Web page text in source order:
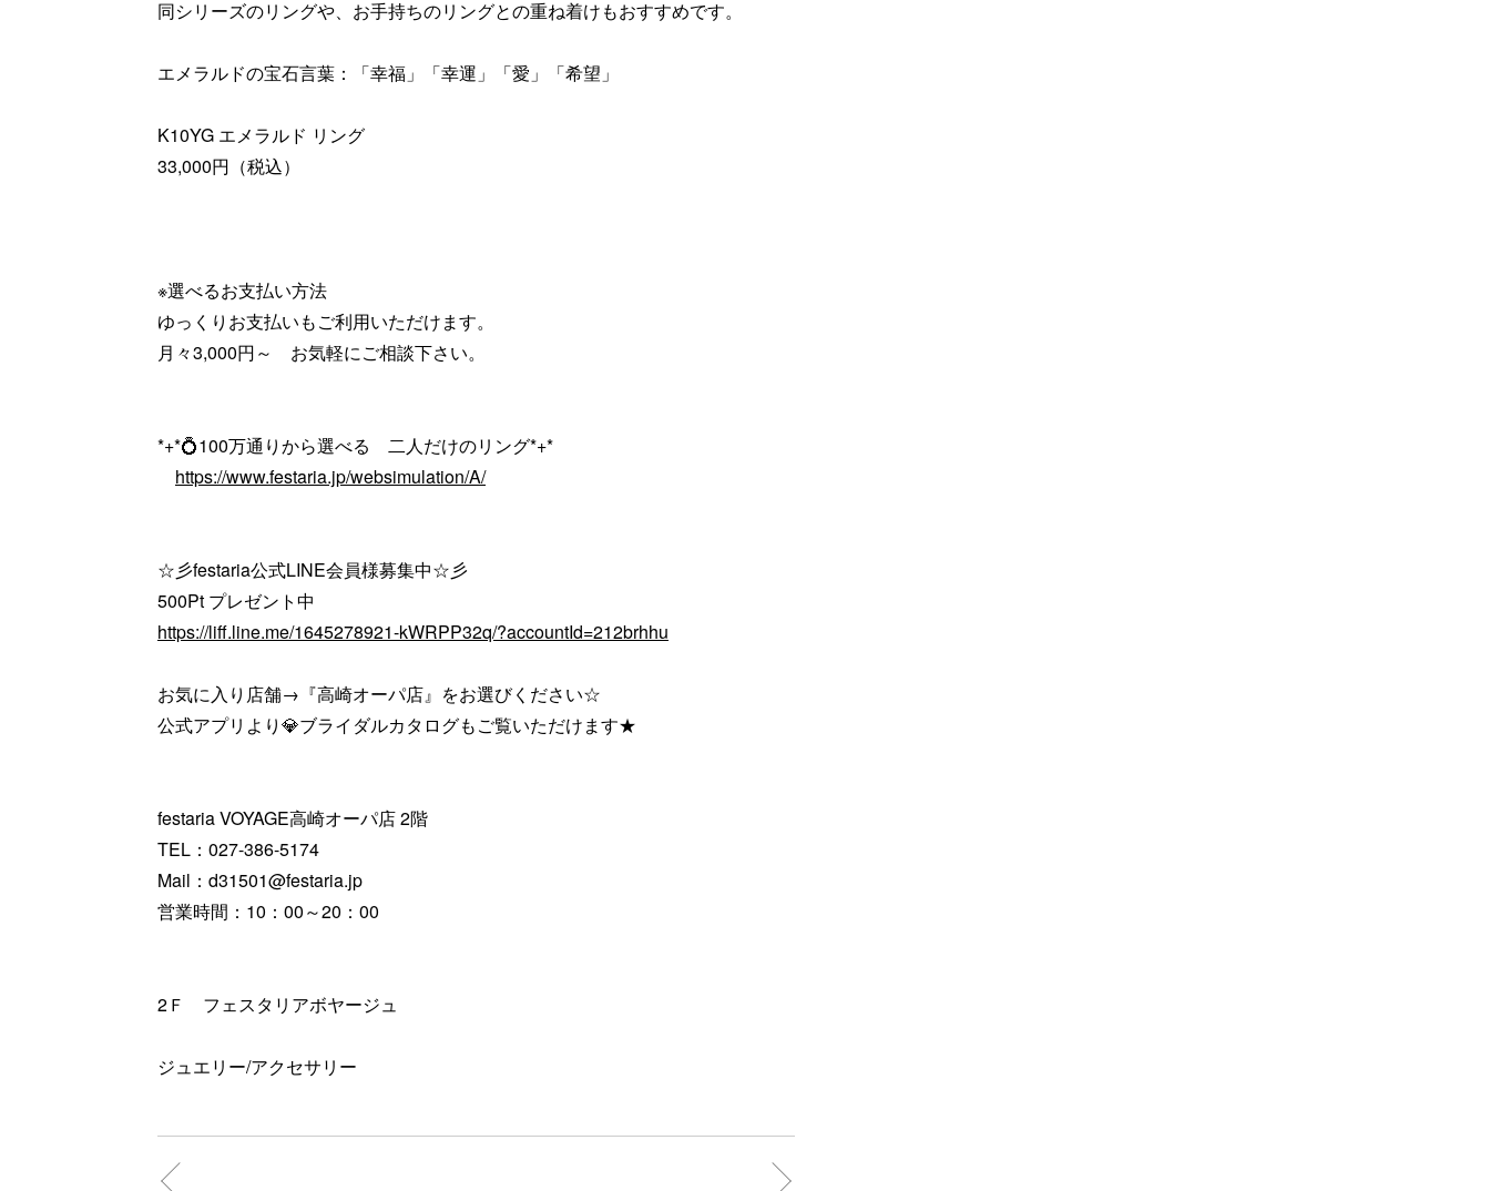
同シリーズのリングや、お手持ちのリングとの重ね着けもおすすめです。
エメラルドの宝石言葉：「幸福」「幸運」「愛」「希望」
K10YG エメラルド リング
33,000円（税込）
※選べるお支払い方法
ゆっくりお支払いもご利用いただけます。
月々3,000円～ お気軽にご相談下さい。
*+*💍100万通りから選べる 二人だけのリング*+*
https://www.festaria.jp/websimulation/A/
☆彡festaria公式LINE会員様募集中☆彡
500Pt プレゼント中
https://liff.line.me/1645278921-kWRPP32q/?accountId=212brhhu
お気に入り店舗→『高崎オーパ店』をお選びください☆
公式アプリより💎ブライダルカタログもご覧いただけます★
festaria VOYAGE高崎オーパ店 2階
TEL：027-386-5174
Mail：d31501@festaria.jp
営業時間：10：00～20：00
2Ｆ フェスタリアボヤージュ
ジュエリー/アクセサリー